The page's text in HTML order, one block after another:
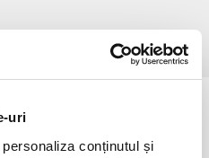
uri
conținutul și
a expirat.